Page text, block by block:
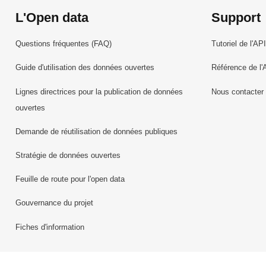
L'Open data
Questions fréquentes (FAQ)
Guide d'utilisation des données ouvertes
Lignes directrices pour la publication de données
ouvertes
Demande de réutilisation de données publiques
Stratégie de données ouvertes
Feuille de route pour l'open data
Gouvernance du projet
Fiches d'information
Support
Tutoriel de l'API
Référence de
Nous contacter